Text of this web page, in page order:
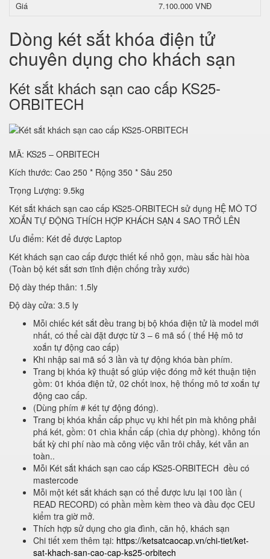
Giá 7.100.000 VNĐ
Dòng két sắt khóa điện tử
chuyên dụng cho khách sạn
Két sắt khách sạn cao cấp KS25-
ORBITECH
MÃ: KS25 – ORBITECH
Kích thước: Cao 250 * Rộng 350 * Sâu 250
Trọng Lượng: 9.5kg
Két sắt khách sạn cao cấp KS25-ORBITECH sử dụng HỆ MÔ TƠ
XOẮN TỰ ĐỘNG THÍCH HỢP KHÁCH SẠN 4 SAO TRỞ LÊN
Ưu điểm: Két để được Laptop
Két khách sạn cao cấp được thiết kế nhỏ gọn, màu sắc hài hòa
(Toàn bộ két sắt sơn tĩnh điện chống trầy xước)
Độ dày thép thân: 1.5ly
Độ dày cửa: 3.5 ly
Mỗi chiếc két sắt đều trang bị bộ khóa điện tử là model mới
nhất, có thể cài đặt được từ 3 – 6 mã số ( thế Hệ mô tơ
xoắn tự động cao cấp)
Khi nhập sai mã số 3 lần và tự động khóa bàn phím.
Trang bị khóa kỹ thuật số giúp việc đóng mở két thuận tiện
gồm: 01 khóa điện tử, 02 chốt inox, hệ thống mô tơ xoắn tự
động cao cấp.
(Dùng phím # két tự động đóng).
Trang bị khóa khẩn cấp phục vụ khi hết pin mà không phải
phá két, gồm: 01 chìa khẩn cấp (chìa dự phòng). không tốn
bất kỳ chi phí nào mà công việc vẫn trôi chảy, két vẫn an
toàn..
Mỗi Két sắt khách sạn cao cấp KS25-ORBITECH đều có
mastercode
Mỗi một két sắt khách sạn có thể được lưu lại 100 lần (
READ RECORD) có phần mềm kèm theo và đầu đọc CEU
kiểm tra giờ mở.
Thích hợp sử dụng cho gia đình, căn hộ, khách sạn
Chi tiết xem thêm tại: https://ketsatcaocap.vn/chi-tiet/ket-
sat-khach-san-cao-cap-ks25-orbitech